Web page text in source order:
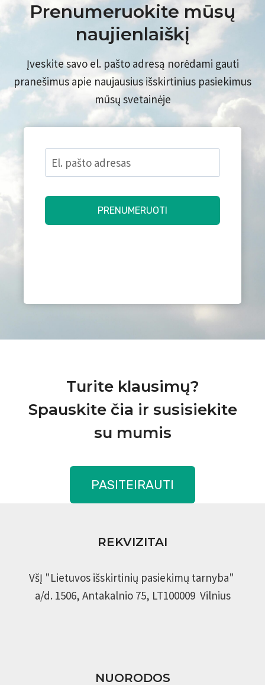
Prenumeruokite mūsų
naujienlaiškį
Įveskite savo el. pašto adresą norėdami gauti
pranešimus apie naujausius išskirtinius pasiekimus
mūsų svetainėje
Turite klausimų?
Spauskite čia ir susisiekite
su mumis
PASITEIRAUTI
REKVIZITAI
VšĮ "Lietuvos išskirtinių pasiekimų tarnyba"
a/d. 1506, Antakalnio 75, LT100009 Vilnius
NUORODOS